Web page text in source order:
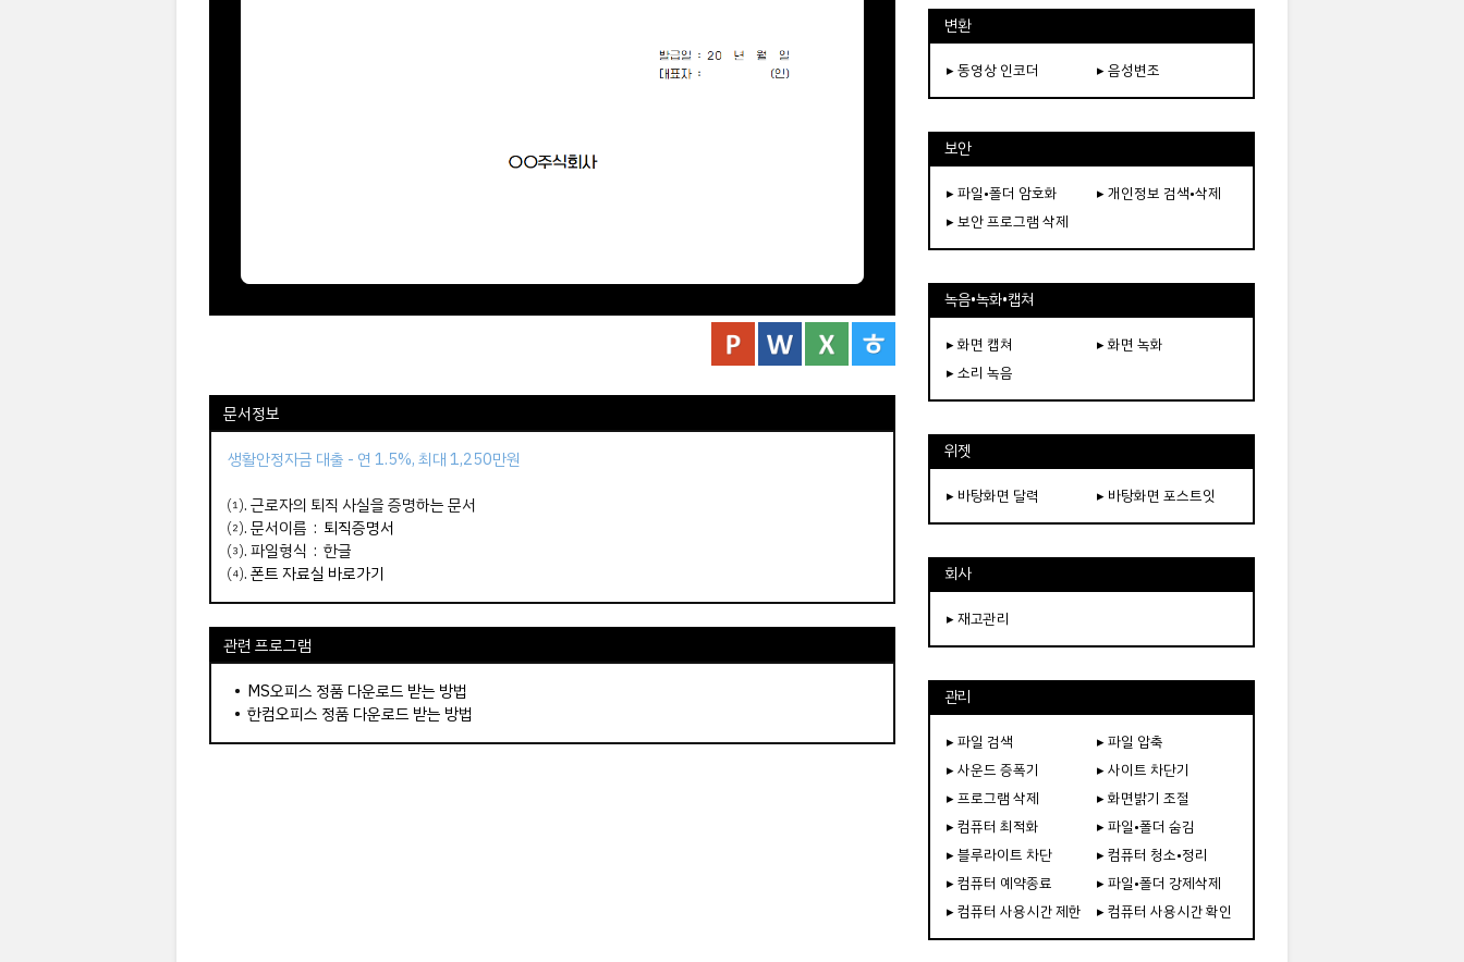
문서정보
생활안정자금 대출 - 연 1.5%, 최대 1,250만원
⑴. 근로자의 퇴직 사실을 증명하는 문서
⑵. 문서이름 : 퇴직증명서
⑶. 파일형식 : 한글
⑷.폰트 자료실 바로가기
관련 프로그램
• MS오피스 정품 다운로드 받는 방법
• 한컴오피스 정품 다운로드 받는 방법
변환
▸ 동영상 인코더 ▸ 음성변조
보안
▸ 파일•폴더 암호화
▸ 개인정보 검색•삭제
▸ 보안 프로그램 삭제
녹음•녹화•캡쳐
▸ 화면 캡쳐
▸ 화면 녹화
▸ 소리 녹음
위젯
▸ 바탕화면 달력 ▸ 바탕화면 포스트잇
회사
▸ 재고관리
관리
▸ 파일 검색
▸ 파일 압축
▸ 사운드 증폭기
▸ 사이트 차단기
▸ 프로그램 삭제
▸ 화면밝기 조절
▸ 컴퓨터 최적화
▸ 파일•폴더 숨김
▸ 블루라이트 차단
▸ 컴퓨터 청소•정리
▸ 컴퓨터 예약종료
▸ 파일•폴더 강제삭제
▸ 컴퓨터 사용시간 제한
▸ 컴퓨터 사용시간 확인